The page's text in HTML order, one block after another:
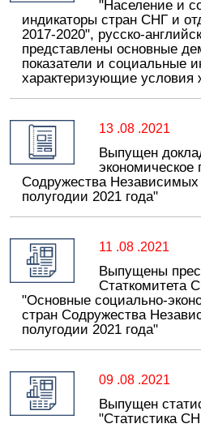
"Население и
индикаторы стран СНГ и
2017-2020", русско-
представлены основные
показатели и социальные
характеризующие условия
13 .08 .2021
Выпущен
экономическое
Содружества Независимых
полугодии 2021 года"
11 .08 .2021
Выпущены
Статкомитета
"Основные социально-
стран Содружества
полугодии 2021 года"
09 .08 .2021
Выпущен
"Статистика